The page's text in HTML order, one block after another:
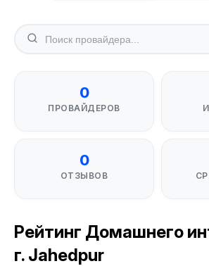
0
ПРОВАЙДЕРОВ
0
ОТЗЫВОВ
Рейтинг Домашнего
г. Jahedpur